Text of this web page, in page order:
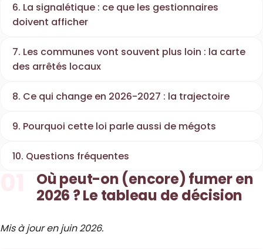
6. La signalétique : ce que les gestionnaires
doivent afficher
7. Les communes vont souvent plus loin : la carte
des arrêtés locaux
8. Ce qui change en 2026-2027 : la trajectoire
9. Pourquoi cette loi parle aussi de mégots
10. Questions fréquentes
Où peut-on (encore) fumer en
2026 ? Le tableau de décision
Mis à jour en juin 2026.